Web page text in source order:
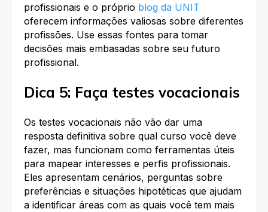
profissionais e o próprio blog da UNIT
oferecem informações valiosas sobre diferentes
profissões. Use essas fontes para tomar
decisões mais embasadas sobre seu futuro
profissional.
Dica 5: Faça testes vocacionais
Os testes vocacionais não vão dar uma
resposta definitiva sobre qual curso você deve
fazer, mas funcionam como ferramentas úteis
para mapear interesses e perfis profissionais.
Eles apresentam cenários, perguntas sobre
preferências e situações hipotéticas que ajudam
a identificar áreas com as quais você tem mais